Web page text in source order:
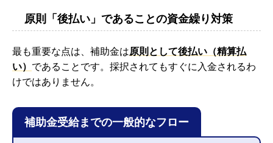
原則「後払い」であることの資金繰り対策
最も重要な点は、補助金は原則として後払い（精算払
い） であることです。採択されてもすぐに入金されるわ
けではありません。
補助金受給までの一般的なフロー